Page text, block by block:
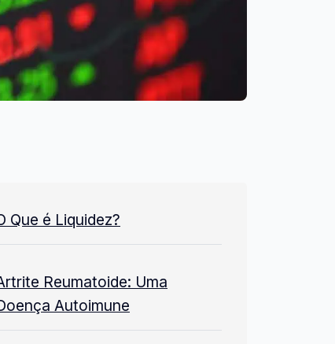
Que é Liquidez?
Reumatoide: Uma
Autoimune